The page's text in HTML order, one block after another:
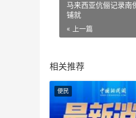
马来西亚伉俪记录南
铺就
« 上一篇
相关推荐
便民